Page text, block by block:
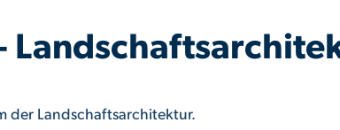
der Landschaftsarchitektur.